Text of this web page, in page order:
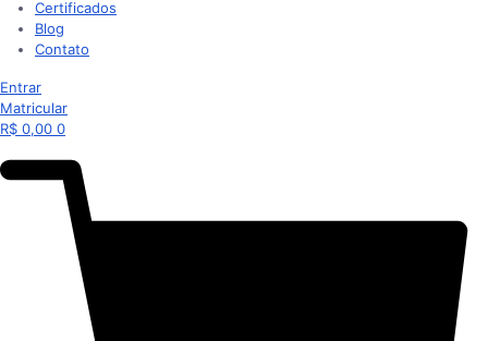
Certificados
Blog
Contato
Entrar
Matricular
R$ 0,00 0